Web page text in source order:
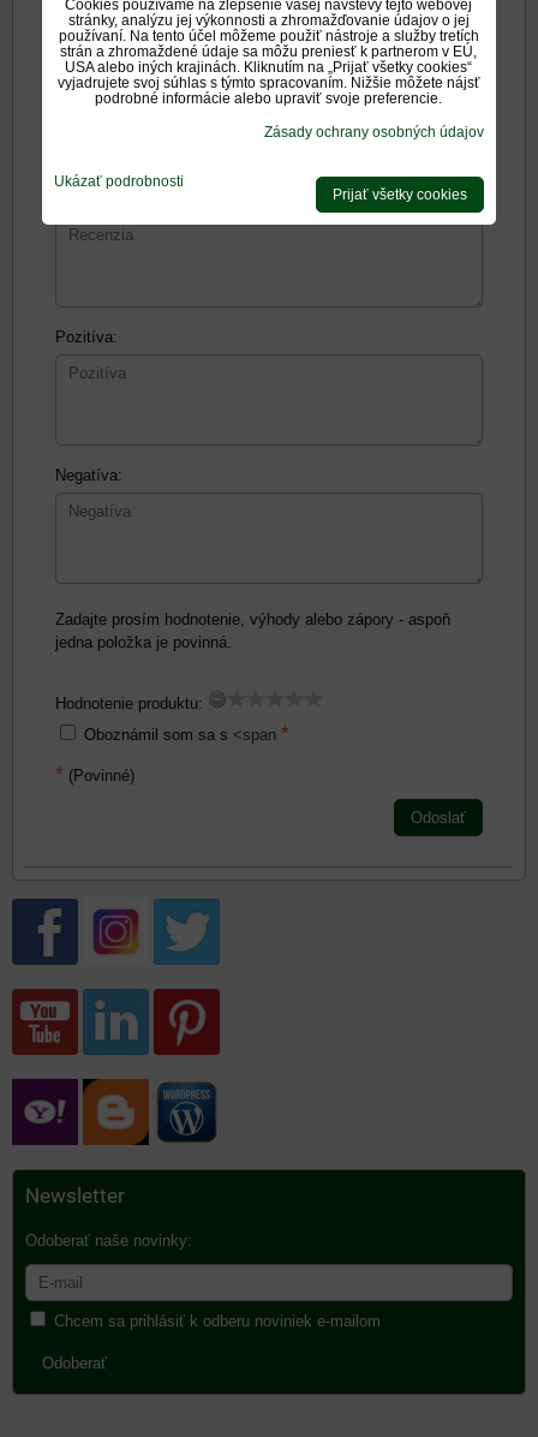
Názov:
Pozitíva:
Negatíva:
Zadajte prosím hodnotenie, výhody alebo zápory - aspoň
jedna položka je povinná.
Hodnotenie produktu:
Oboznámil som sa s <span *
* (Povinné)
Odoslať
Newsletter
Odoberať naše novinky:
Chcem sa prihlásiť k odberu noviniek e-mailom
Odoberať
Cookies používame na zlepšenie vašej návštevy tejto webovej
stránky, analýzu jej výkonnosti a zhromažďovanie údajov o jej
používaní. Na tento účel môžeme použiť nástroje a služby tretích
strán a zhromaždené údaje sa môžu preniesť k partnerom v EÚ,
USA alebo iných krajinách. Kliknutím na „Prijať všetky cookies“
vyjadrujete svoj súhlas s týmto spracovaním. Nižšie môžete nájsť
podrobné informácie alebo upraviť svoje preferencie.
Zásady ochrany osobných údajov
Ukázať podrobnosti
Prijať všetky cookies